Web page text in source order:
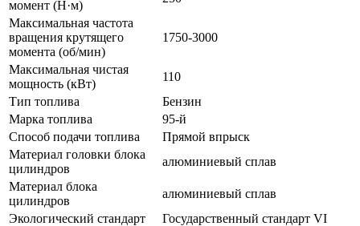
момент (Н·м)
Максимальная частота
вращения крутящего
момента (об/мин)
1750-3000
Максимальная чистая
мощность (кВт)
110
Тип топлива
Бензин
Марка топлива
95-й
Способ подачи топлива
Прямой впрыск
Материал головки блока
цилиндров
алюминиевый сплав
Материал блока
цилиндров
алюминиевый сплав
Экологический стандарт
Государственный стандарт VI